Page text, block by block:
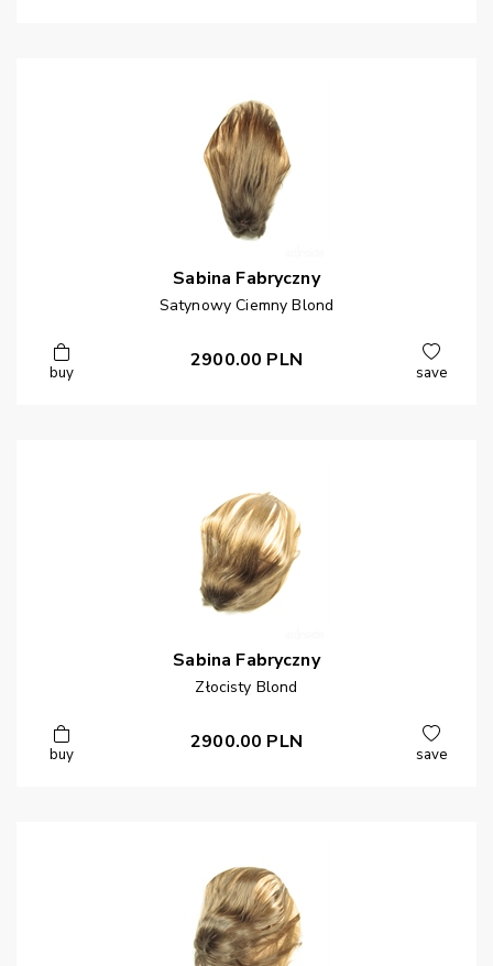
Sabina Fabryczny
Satynowy Ciemny Blond
buy
2900.00 PLN
save
Sabina Fabryczny
Złocisty Blond
buy
2900.00 PLN
save